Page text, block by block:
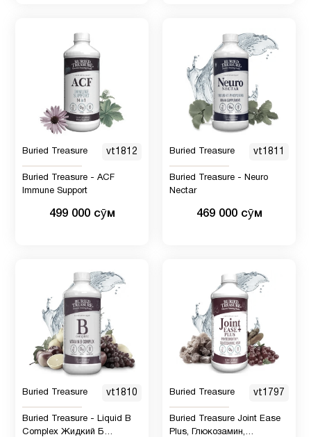
Buried Treasure vt1812
Buried Treasure - ACF
Immune Support
499 000 сӯм
Buried Treasure vt1811
Buried Treasure - Neuro
Nectar
469 000 сӯм
Buried Treasure vt1810
Buried Treasure - Liquid B
Complex Жидкий Б
Buried Treasure vt1797
Buried Treasure Joint Ease
Plus, Глюкозамин,